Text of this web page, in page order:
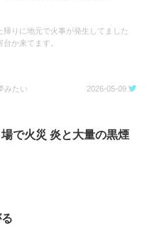
帰りに地元で火事が発生してました
か来てます。
みたい 2026-05-09
で火災 炎と大量の黒煙